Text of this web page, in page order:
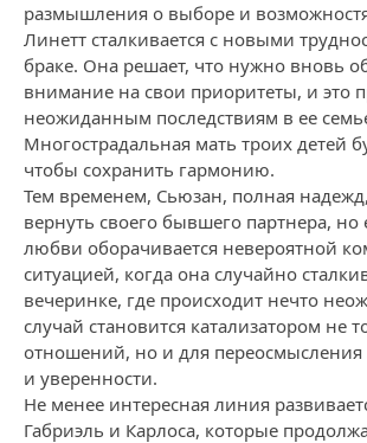
размышления о выборе и
Линетт сталкивается с новыми
браке. Она решает, что нужно вновь
внимание на свои приоритеты, и это
неожиданным последствиям в ее
Многострадальная мать троих детей
чтобы сохранить гармонию.
Тем временем, Сьюзан, полная
вернуть своего бывшего партнера, но
любви оборачивается невероятной
ситуацией, когда она случайно
вечеринке, где происходит нечто
случай становится катализатором не
отношений, но и для переосмысления
и уверенности.
Не менее интересная линия
Габриэль и Карлоса, которые